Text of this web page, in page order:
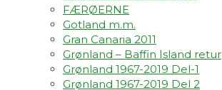
FÆRØERNE
Gotland m.m.
Gran Canaria 2011
Grønland – Baffin Island retur
Grønland 1967-2019 Del-1
Grønland 1967-2019 Del 2